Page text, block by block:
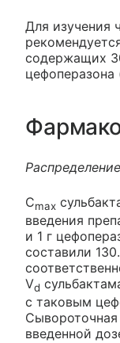
Для изучения
содержащих
Распределение
Cmax
введения
и 1 г
составили
Vd
с таковым
введенной